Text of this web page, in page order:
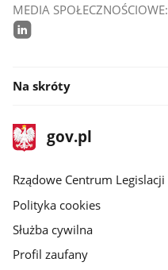
MEDIA SPOŁECZNOŚCIOWE:
Na skróty
stopka
gov.plStrona
gov.pl
Rządowe Centrum Legislacji
Polityka cookies
Służba cywilna
Profil zaufany